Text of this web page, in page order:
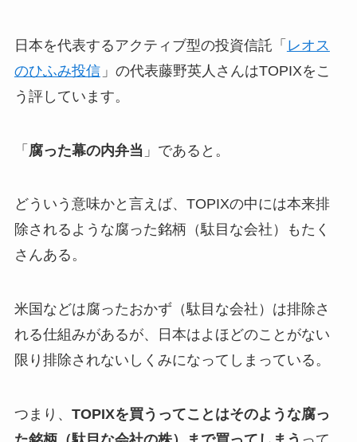
日本を代表するアクティブ型の投資信託「 レオス
のひふみ投信 」の代表藤野英人さんはTOPIXをこ
う評しています。
「 腐った幕の内弁当 」であると。
どういう意味かと言えば、TOPIXの中には本来排
除されるような腐った銘柄（駄目な会社）もたく
さんある。
米国などは腐ったおかず（駄目な会社）は排除さ
れる仕組みがあるが、日本はよほどのことがない
限り排除されないしくみになってしまっている。
つまり、 TOPIXを買うってことはそのような腐っ